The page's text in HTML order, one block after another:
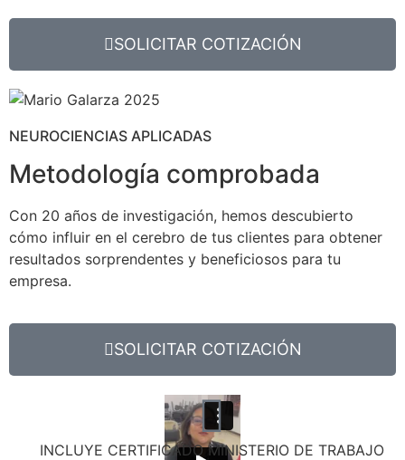
SOLICITAR COTIZACIÓN
NEUROCIENCIAS APLICADAS
Metodología comprobada
Con 20 años de investigación, hemos descubierto
cómo influir en el cerebro de tus clientes para obtener
resultados sorprendentes y beneficiosos para tu
empresa.
SOLICITAR COTIZACIÓN
INCLUYE CERTIFICADO MINISTERIO DE TRABAJO